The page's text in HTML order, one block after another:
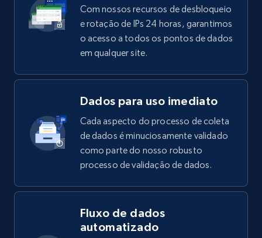
Com nossos recursos de desbloqueio
e rotação de IPs 24 horas, garantimos
o acesso a todos os pontos de dados
em qualquer site.
Dados para uso imediato
Cada aspecto do processo de coleta
de dados é minuciosamente validado
como parte do nosso robusto
processo de validação de dados.
Fluxo de dados
automatizado